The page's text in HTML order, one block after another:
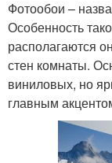
Фотообои –
Особенность
располагаются
стен комнаты.
виниловых, но
главным